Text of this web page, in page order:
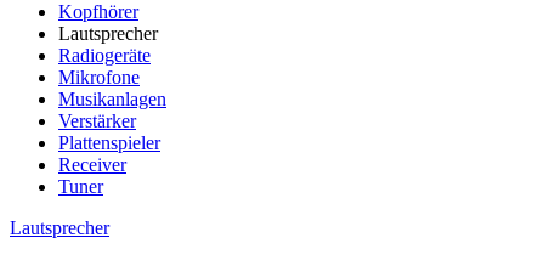
Kopfhörer
Lautsprecher
Radiogeräte
Mikrofone
Musikanlagen
Verstärker
Plattenspieler
Receiver
Tuner
Lautsprecher